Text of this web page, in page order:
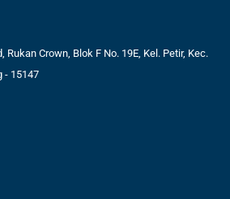
Rukan Crown, Blok F No. 19E, Kel. Petir, Kec.
- 15147